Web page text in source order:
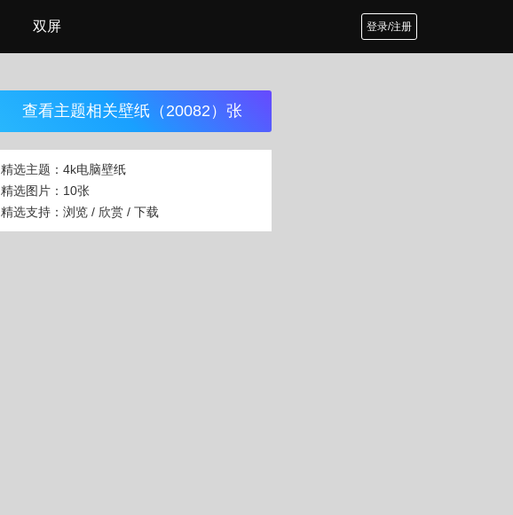
双屏 登录/注册
查看主题相关壁纸（20082）张
精选主题：4k电脑壁纸
精选图片：10张
精选支持：浏览 / 欣赏 / 下载